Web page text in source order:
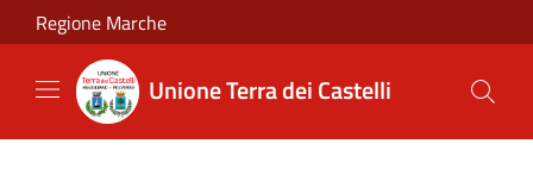
Salta al contenuto principale
Regione Marche
Unione Terra dei Castelli